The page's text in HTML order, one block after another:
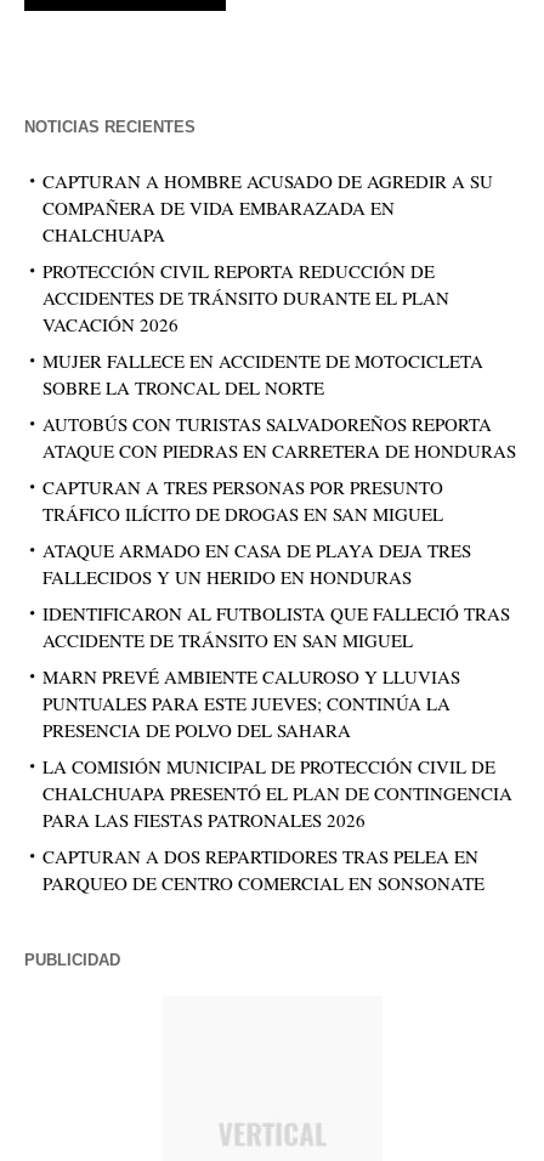
NOTICIAS RECIENTES
CAPTURAN A HOMBRE ACUSADO DE AGREDIR A SU
COMPAÑERA DE VIDA EMBARAZADA EN
CHALCHUAPA
PROTECCIÓN CIVIL REPORTA REDUCCIÓN DE
ACCIDENTES DE TRÁNSITO DURANTE EL PLAN
VACACIÓN 2026
MUJER FALLECE EN ACCIDENTE DE MOTOCICLETA
SOBRE LA TRONCAL DEL NORTE
AUTOBÚS CON TURISTAS SALVADOREÑOS REPORTA
ATAQUE CON PIEDRAS EN CARRETERA DE HONDURAS
CAPTURAN A TRES PERSONAS POR PRESUNTO
TRÁFICO ILÍCITO DE DROGAS EN SAN MIGUEL
ATAQUE ARMADO EN CASA DE PLAYA DEJA TRES
FALLECIDOS Y UN HERIDO EN HONDURAS
IDENTIFICARON AL FUTBOLISTA QUE FALLECIÓ TRAS
ACCIDENTE DE TRÁNSITO EN SAN MIGUEL
MARN PREVÉ AMBIENTE CALUROSO Y LLUVIAS
PUNTUALES PARA ESTE JUEVES; CONTINÚA LA
PRESENCIA DE POLVO DEL SAHARA
LA COMISIÓN MUNICIPAL DE PROTECCIÓN CIVIL DE
CHALCHUAPA PRESENTÓ EL PLAN DE CONTINGENCIA
PARA LAS FIESTAS PATRONALES 2026
CAPTURAN A DOS REPARTIDORES TRAS PELEA EN
PARQUEO DE CENTRO COMERCIAL EN SONSONATE
PUBLICIDAD